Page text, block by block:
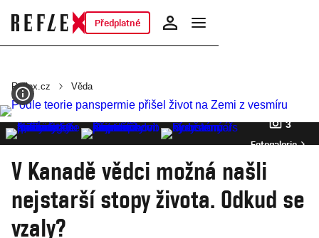
Předplatné
Reflex.cz Věda
3
Fotogalerie
V Kanadě vědci možná našli
nejstarší stopy života. Odkud se
vzaly?